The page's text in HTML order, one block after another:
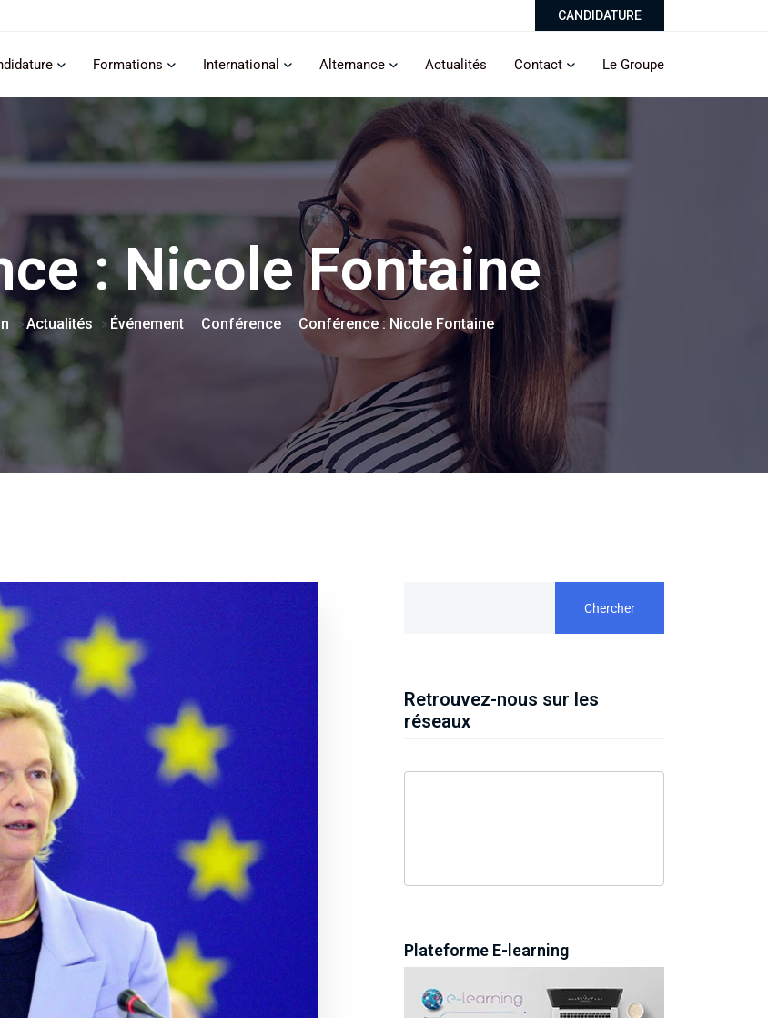
CANDIDATURE
Formations International Alternance Actualités Contact Le Groupe
: Nicole Fontaine
>Actualités > Événement Conférence Conférence : Nicole Fontaine
Chercher
Retrouvez-nous sur les
réseaux
Plateforme E-learning